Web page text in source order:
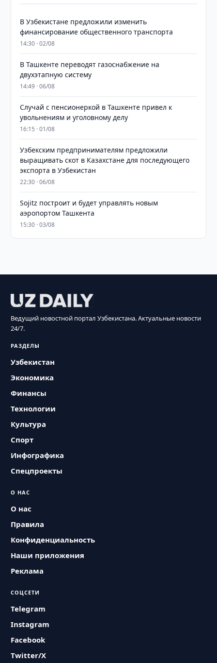
В Узбекистане предложили изменить
финансирование общественного транспорта
14:30 · 02/08
В Ташкенте переводят газоснабжение на
двухэтапную систему
14:49 · 06/08
Случай с пенсионеркой в Ташкенте привел к
увольнениям и уголовному делу
16:15 · 01/08
Узбекским предпринимателям предложили
выращивать скот в Казахстане для последующего
экспорта в Узбекистан
22:30 · 06/08
Sojitz построит и будет управлять новым
аэропортом Ташкента
15:30 · 03/08
Ведущий новостной портал Узбекистана. Актуальные новости
24/7.
РАЗДЕЛЫ
Узбекистан
Экономика
Финансы
Технологии
Культура
Спорт
Инфографика
Спецпроекты
О НАС
О нас
Правила
Конфиденциальность
Наши приложения
Реклама
СОЦСЕТИ
Telegram
Instagram
Facebook
Twitter/X